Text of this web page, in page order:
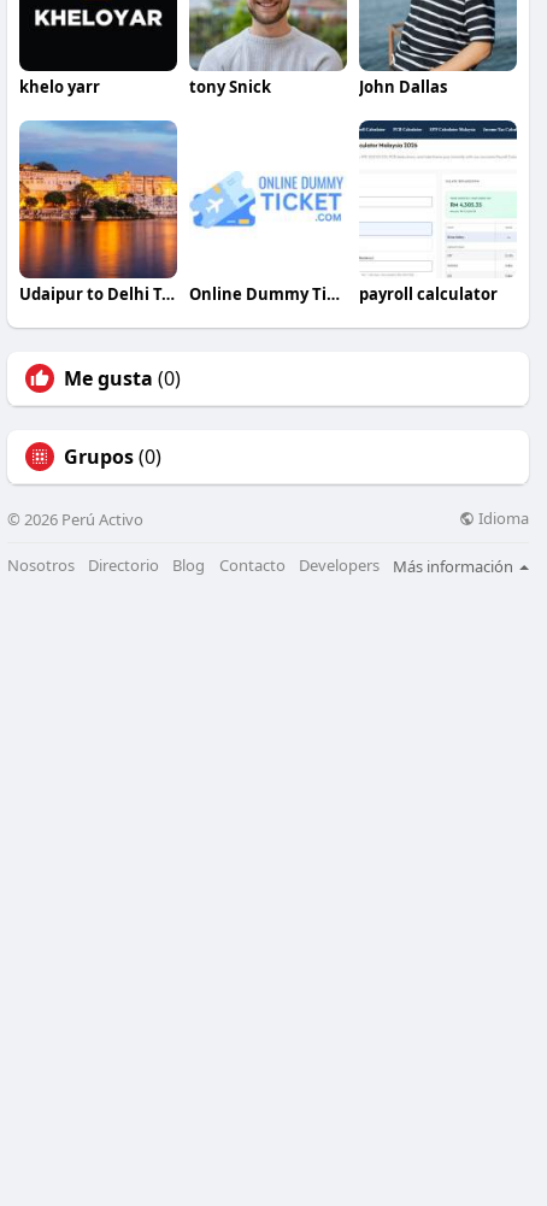
khelo yarr tony Snick John Dallas
Udaipur to Delhi Tempo Traveller Online Dummy Ticket payroll calculator
Me gusta (0)
Grupos(0)
© 2026 Perú Activo Idioma
Nosotros Directorio Blog Contacto Developers Más información